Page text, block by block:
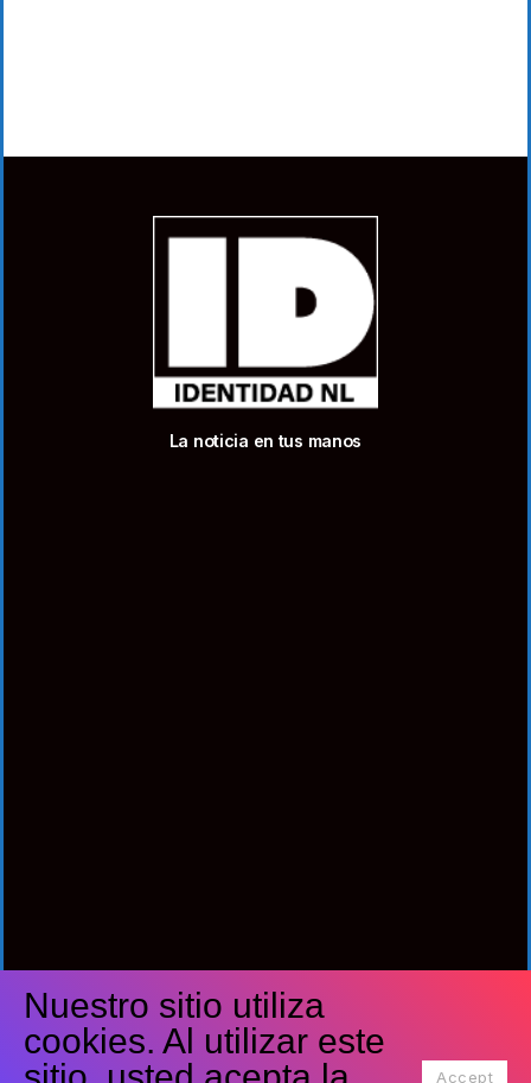
La noticia en tus manos
Síguenos
Facebook Youtube
Nuestro sitio utiliza
cookies. Al utilizar este
Accept